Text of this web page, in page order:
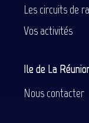
Les circuits de
Vos activités
Ile de La
Nous contacter